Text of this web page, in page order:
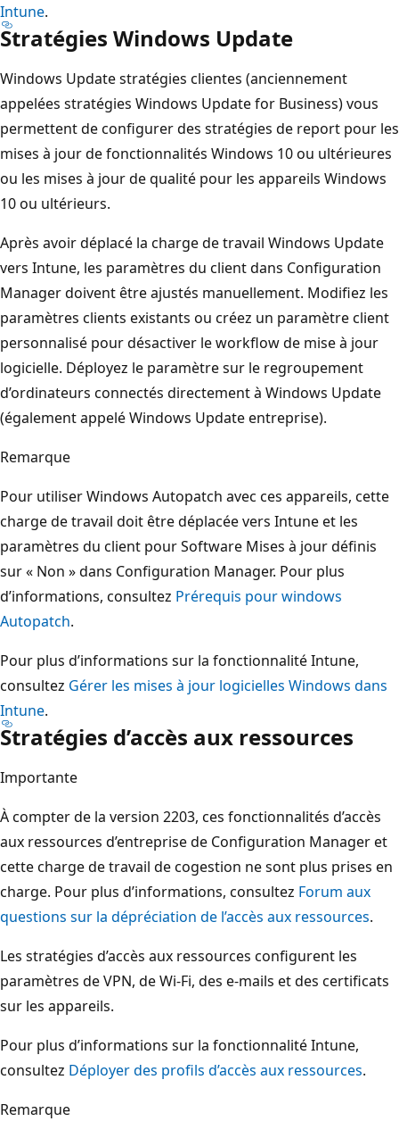
Intune.
Stratégies Windows Update
Windows Update stratégies clientes (anciennement
appelées stratégies Windows Update for Business) vous
permettent de configurer des stratégies de report pour les
mises à jour de fonctionnalités Windows 10 ou ultérieures
ou les mises à jour de qualité pour les appareils Windows
10 ou ultérieurs.
Après avoir déplacé la charge de travail Windows Update
vers Intune, les paramètres du client dans Configuration
Manager doivent être ajustés manuellement. Modifiez les
paramètres clients existants ou créez un paramètre client
personnalisé pour désactiver le workflow de mise à jour
logicielle. Déployez le paramètre sur le regroupement
d’ordinateurs connectés directement à Windows Update
(également appelé Windows Update entreprise).
Remarque
Pour utiliser Windows Autopatch avec ces appareils, cette
charge de travail doit être déplacée vers Intune et les
paramètres du client pour Software Mises à jour définis
sur « Non » dans Configuration Manager. Pour plus
d’informations, consultez Prérequis pour windows
Autopatch.
Pour plus d’informations sur la fonctionnalité Intune,
consultez Gérer les mises à jour logicielles Windows dans
Intune.
Stratégies d’accès aux ressources
Importante
À compter de la version 2203, ces fonctionnalités d’accès
aux ressources d’entreprise de Configuration Manager et
cette charge de travail de cogestion ne sont plus prises en
charge. Pour plus d’informations, consultez Forum aux
questions sur la dépréciation de l’accès aux ressources.
Les stratégies d’accès aux ressources configurent les
paramètres de VPN, de Wi-Fi, des e-mails et des certificats
sur les appareils.
Pour plus d’informations sur la fonctionnalité Intune,
consultez Déployer des profils d’accès aux ressources.
Remarque